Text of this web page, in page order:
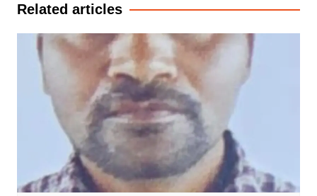
Related articles